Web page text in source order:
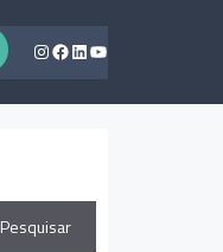
Instagram
Facebook
LinkedIn
Youtube
Pesquisar